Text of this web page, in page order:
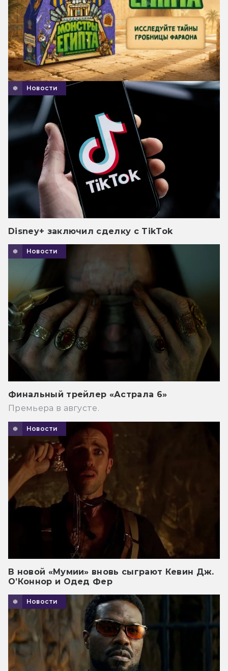
Новости
Disney+ заключил сделку с TikTok
Новости
Финальный трейлер «Астрала 6»
Премьера в августе.
Новости
В новой «Мумии» вновь сыграют Кевин Дж.
О’Коннор и Одед Фер
Новости